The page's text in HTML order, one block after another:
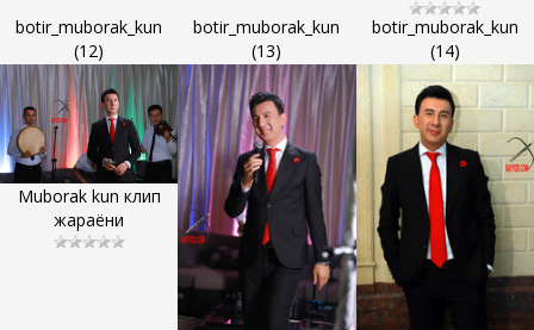
botir_muborak_kun
(12)
Muborak kun клип
жараёни
botir_muborak_kun
(13)
botir_muborak_kun
(14)